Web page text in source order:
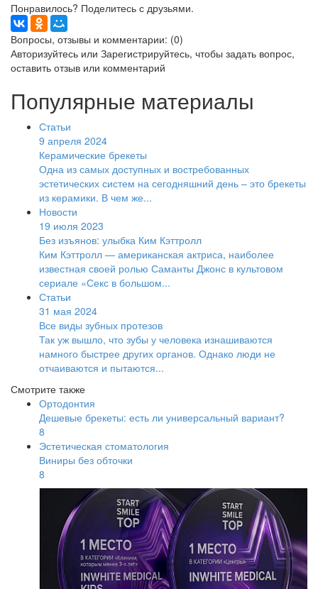
Понравилось? Поделитесь с друзьями.
Вопросы, отзывы и комментарии: (0)
Авторизуйтесь или Зарегистрируйтесь, чтобы задать вопрос,
оставить отзыв или комментарий
Популярные материалы
Статьи
9 апреля 2024
Керамические брекеты
Одна из самых доступных и востребованных
эстетических систем на сегодняшний день – это брекеты
из керамики. В чем же...
Новости
19 июля 2023
Без изъянов: улыбка Ким Кэттролл
Ким Кэттролл — американская актриса, наиболее
известная своей ролью Саманты Джонс в культовом
сериале «Секс в большом...
Статьи
31 мая 2024
Все виды зубных протезов
Так уж вышло, что зубы у человека изнашиваются
намного быстрее других органов. Однако люди не
отчаиваются и пытаются...
Смотрите также
Ортодонтия
Дешевые брекеты: есть ли универсальный вариант?
8
Эстетическая стоматология
Виниры без обточки
8